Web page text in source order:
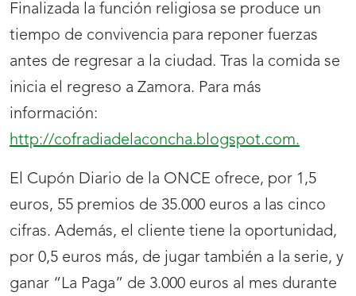
Finalizada la función religiosa se produce un
tiempo de convivencia para reponer fuerzas
antes de regresar a la ciudad. Tras la comida se
inicia el regreso a Zamora. Para más
información:
http://cofradiadelaconcha.blogspot.com.
El Cupón Diario de la ONCE ofrece, por 1,5
euros, 55 premios de 35.000 euros a las cinco
cifras. Además, el cliente tiene la oportunidad,
por 0,5 euros más, de jugar también a la serie, y
ganar “La Paga” de 3.000 euros al mes durante